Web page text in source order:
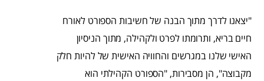
"יצאנו לדרך מתוך הבנה של חשיבות הספורט לאורח
חיים בריא, ותרומתו לפרט ולקהילה, מתוך הניסיון
האישי שלנו במגרשים והחוויה האישית של להיות חלק
מקבוצה", הן מסבירות, "הספורט הקהילתי הוא